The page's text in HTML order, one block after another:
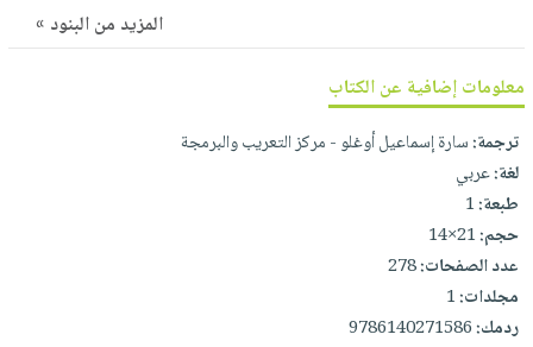
معنا
المزيد من البنود »
معلومات إضافية عن الكتاب
ترجمة:سارة إسماعيل أوغلو - مركز التعريب والبرمجة
لغة:عربي
طبعة:1
حجم:21×14
عدد الصفحات:278
مجلدات:1
ردمك:9786140271586